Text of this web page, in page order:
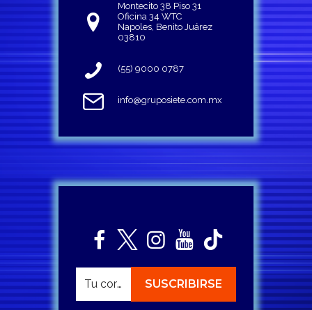
Montecito 38 Piso 31
Oficina 34 WTC
Napoles, Benito Juárez
03810
(55) 9000 0787
info@gruposiete.com.mx